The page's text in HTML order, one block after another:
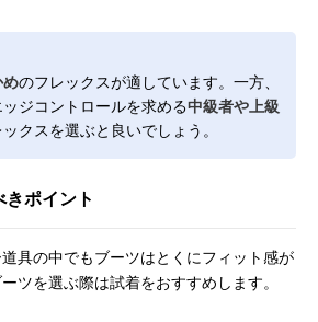
めのフレックスが適しています。一方、
ジコントロールを求める中級者や上級
クスを選ぶと良いでしょう。
ポイント
具の中でもブーツはとくにフィット感が
ツを選ぶ際は試着をおすすめします。